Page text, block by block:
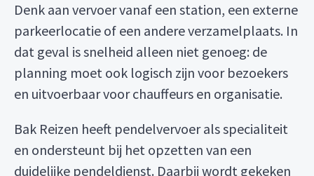
Denk aan vervoer vanaf een station, een externe
parkeerlocatie of een andere verzamelplaats. In
dat geval is snelheid alleen niet genoeg: de
planning moet ook logisch zijn voor bezoekers
en uitvoerbaar voor chauffeurs en organisatie.
Bak Reizen heeft pendelvervoer als specialiteit
en ondersteunt bij het opzetten van een
duidelijke pendeldienst. Daarbij wordt gekeken